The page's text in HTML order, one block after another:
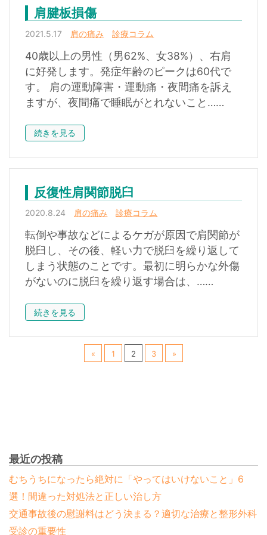
肩腱板損傷
2021.5.17 肩の痛み 診療コラム
40歳以上の男性（男62%、女38%）、右肩
に好発します。発症年齢のピークは60代で
す。 肩の運動障害・運動痛・夜間痛を訴え
ますが、夜間痛で睡眠がとれないこと……
続きを見る
反復性肩関節脱臼
2020.8.24 肩の痛み 診療コラム
転倒や事故などによるケガが原因で肩関節が
脱臼し、その後、軽い力で脱臼を繰り返して
しまう状態のことです。最初に明らかな外傷
がないのに脱臼を繰り返す場合は、……
続きを見る
« 1 2 3 »
最近の投稿
むちうちになったら絶対に「やってはいけないこと」6
選！間違った対処法と正しい治し方
交通事故後の慰謝料はどう決まる？適切な治療と整形外科
受診の重要性